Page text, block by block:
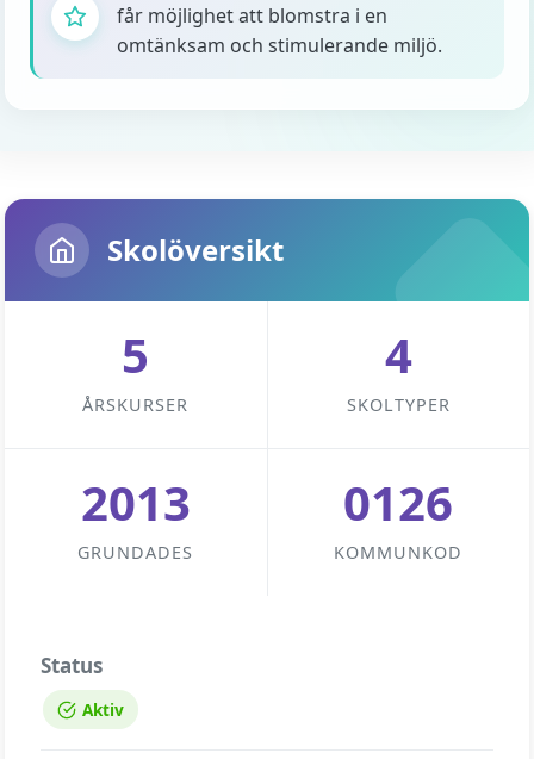
får möjlighet att blomstra i en
omtänksam och stimulerande miljö.
Skolöversikt
5
ÅRSKURSER
4
SKOLTYPER
2013
GRUNDADES
0126
KOMMUNKOD
Status
Aktiv